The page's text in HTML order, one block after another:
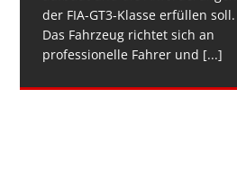
der FIA-GT3-Klasse erfüllen soll.
Das Fahrzeug richtet sich an
professionelle Fahrer und [...]